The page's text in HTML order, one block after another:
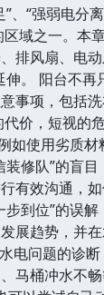
“强弱电分
域之一。本
排风扇、电
。 阳台不
事项，包括
价，短视的
如使用劣质
修队”的盲
有效沟通，
到位”的误
展趋势，并
电问题的诊
马桶冲水不